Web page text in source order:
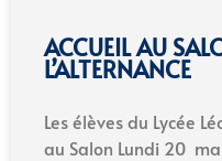
ACCUEIL AU
L’ALTERNANCE
Les élèves du Lycée
au Salon Lundi 20